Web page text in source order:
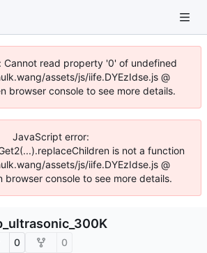
Cannot read property '0' of undefined
assets/js/iife.DYEzIdse.js @
browser console to see more details.
JavaScript error:
is not a function
assets/js/iife.DYEzIdse.js @
browser console to see more details.
0 0